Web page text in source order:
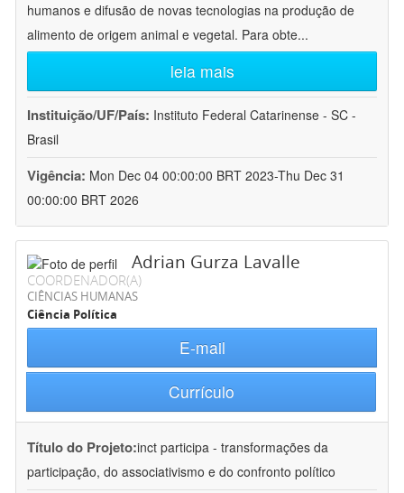
humanos e difusão de novas tecnologias na produção de
alimento de origem animal e vegetal. Para obte...
leia mais
Instituição/UF/País: Instituto Federal Catarinense - SC -
Brasil
Vigência: Mon Dec 04 00:00:00 BRT 2023-Thu Dec 31
00:00:00 BRT 2026
Adrian Gurza Lavalle
COORDENADOR(A)
CIÊNCIAS HUMANAS
Ciência Política
E-mail
Currículo
Título do Projeto:inct participa - transformações da
participação, do associativismo e do confronto político